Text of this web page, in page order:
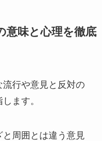
意味と心理を徹底
行や意見と反対の
ます。
周囲とは違う意見